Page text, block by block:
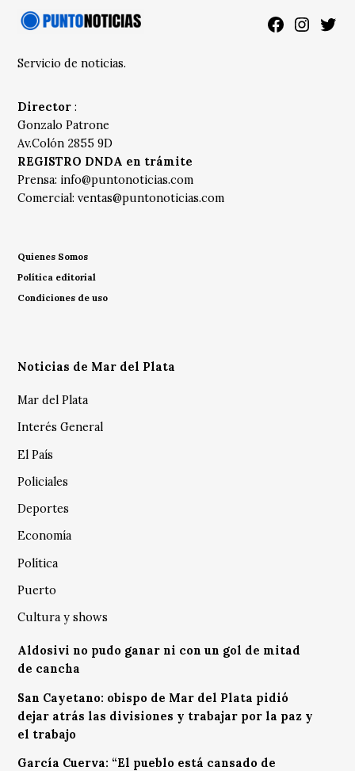
Facebook
Servicio de noticias.
Director :
Gonzalo Patrone
Av.Colón 2855 9D
REGISTRO DNDA en trámite
Prensa: info@puntonoticias.com
Comercial:ventas@puntonoticias.com
Quienes Somos
Política editorial
Condiciones de uso
Noticias de Mar del Plata
Mar del Plata
Interés General
El País
Policiales
Deportes
Economía
Política
Puerto
Cultura y shows
Aldosivi no pudo ganar ni con un gol de mitad
de cancha
San Cayetano: obispo de Mar del Plata pidió
dejar atrás las divisiones y trabajar por la paz y
el trabajo
García Cuerva: “El pueblo está cansado de